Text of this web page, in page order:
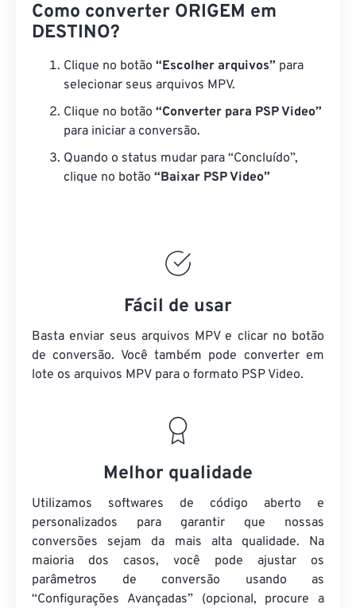
Como converter ORIGEM em
DESTINO?
Clique no botão “Escolher arquivos” para
selecionar seus arquivos MPV.
Clique no botão “Converter para PSP Video”
para iniciar a conversão.
Quando o status mudar para “Concluído”,
clique no botão “Baixar PSP Video”
Fácil de usar
Basta enviar seus arquivos MPV e clicar no botão
de conversão. Você também pode converter em
lote os arquivos MPV para o formato PSP Video.
Melhor qualidade
Utilizamos softwares de código aberto e
personalizados para garantir que nossas
conversões sejam da mais alta qualidade. Na
maioria dos casos, você pode ajustar os
parâmetros de conversão usando as
“Configurações Avançadas” (opcional, procure a